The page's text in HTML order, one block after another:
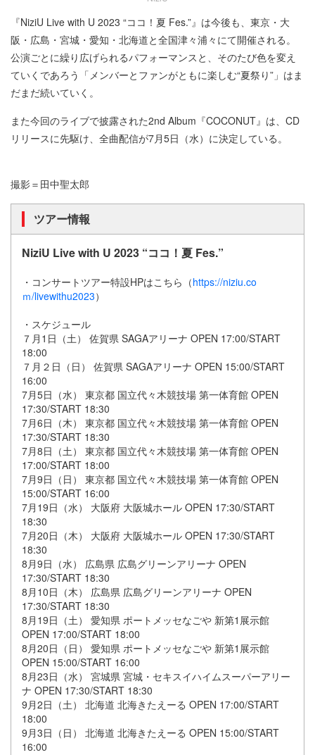
『NiziU Live with U 2023 “ココ！夏 Fes.”』は今後も、東京・大
阪・広島・宮城・愛知・北海道と全国津々浦々にて開催される。
公演ごとに繰り広げられるパフォーマンスと、そのたび色を変え
ていくであろう「メンバーとファンがともに楽しむ“夏祭り”」はま
だまだ続いていく。
また今回のライブで披露された2nd Album『COCONUT』は、CD
リリースに先駆け、全曲配信が7月5日（水）に決定している。
撮影＝田中聖太郎
ツアー情報
NiziU Live with U 2023 “ココ！夏 Fes.”
・コンサートツアー特設HPはこちら（https://niziu.co
ｍ/livewithu2023）
・スケジュール
７月1日（土） 佐賀県 SAGAアリーナ OPEN 17:00/START
18:00
７月２日（日） 佐賀県 SAGAアリーナ OPEN 15:00/START
16:00
7月5日（水） 東京都 国立代々木競技場 第一体育館 OPEN
17:30/START 18:30
7月6日（木） 東京都 国立代々木競技場 第一体育館 OPEN
17:30/START 18:30
7月8日（土） 東京都 国立代々木競技場 第一体育館 OPEN
17:00/START 18:00
7月9日（日） 東京都 国立代々木競技場 第一体育館 OPEN
15:00/START 16:00
7月19日（水） 大阪府 大阪城ホール OPEN 17:30/START
18:30
7月20日（木） 大阪府 大阪城ホール OPEN 17:30/START
18:30
8月9日（水） 広島県 広島グリーンアリーナ OPEN
17:30/START 18:30
8月10日（木） 広島県 広島グリーンアリーナ OPEN
17:30/START 18:30
8月19日（土） 愛知県 ポートメッセなごや 新第1展示館
OPEN 17:00/START 18:00
8月20日（日） 愛知県 ポートメッセなごや 新第1展示館
OPEN 15:00/START 16:00
8月23日（水） 宮城県 宮城・セキスイハイムスーパーアリー
ナ OPEN 17:30/START 18:30
9月2日（土） 北海道 北海きたえーる OPEN 17:00/START
18:00
9月3日（日） 北海道 北海きたえーる OPEN 15:00/START
16:00